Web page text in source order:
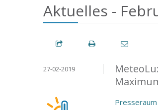
Aktuelles -
27-02-2019
Presseraum